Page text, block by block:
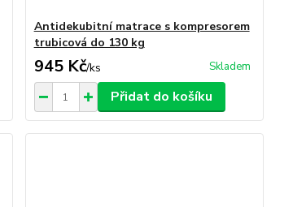
Antidekubitní matrace s kompresorem
trubicová do 130 kg
945 Kč/ks Skladem
Přidat do košíku